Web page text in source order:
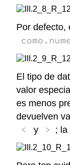
Por defecto,
El tipo de
valor
es menos
devuelven
< y > ; la